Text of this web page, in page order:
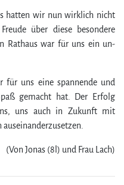
hatten wir nun wirklich nicht
über diese besondere
Rathaus war für uns ein un­
für uns eine spannende und
gemacht hat. Der Erfolg
uns auch in Zukunft mit
(Von Jonas (8l) und Frau Lach)